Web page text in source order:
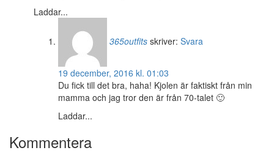
Laddar...
365outfits skriver: Svara
19 december, 2016 kl. 01:03
Du fick till det bra, haha! Kjolen är faktiskt från min
mamma och jag tror den är från 70-talet 🙂
Laddar...
Kommentera